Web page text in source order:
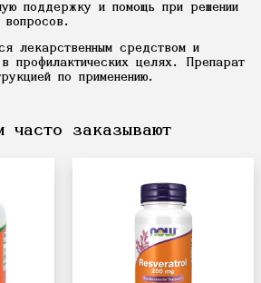
поддержку и помощь при решении
лекарственным средством и
профилактических целях. Препарат
по применению.
часто заказывают